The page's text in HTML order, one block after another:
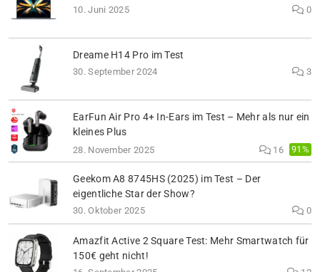
10. Juni 2025 0
Dreame H14 Pro im Test
30. September 2024 3
EarFun Air Pro 4+ In-Ears im Test – Mehr als nur ein
kleines Plus
28. November 2025 16 91%
Geekom A8 8745HS (2025) im Test – Der
eigentliche Star der Show?
30. Oktober 2025 0
Amazfit Active 2 Square Test: Mehr Smartwatch für
150€ geht nicht!